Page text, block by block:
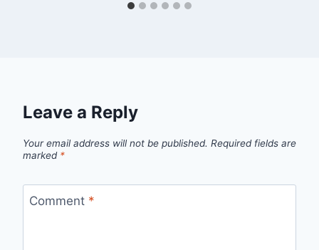
Leave a Reply
Your email address will not be published. Required fields are
marked *
Comment *